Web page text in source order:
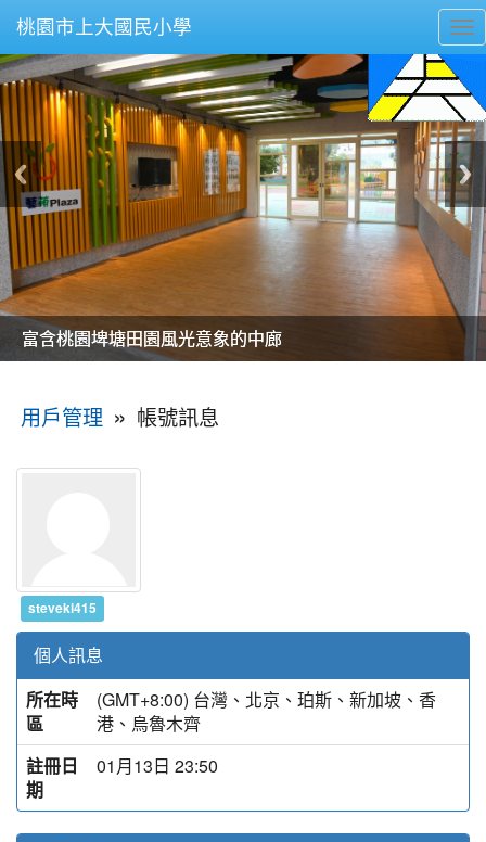
桃園市上大國民小學
美麗的操場是我們活力的來源
美麗的操場是我們活力的來源
煥然一新的小司令台
煥然一新的小司令台
富含桃園埤塘田園風光意象的中廊
富含桃園埤塘田園風光意象的中廊
嶄新的中庭廣場
嶄新的中庭廣場
水生池生生不息
水生池生生不息
用戶管理 » 帳號訊息
steveki415
個人訊息
所在時
區
(GMT+8:00) 台灣、北京、珀斯、新加坡、香
港、烏魯木齊
註冊日
期
01月13日 23:50